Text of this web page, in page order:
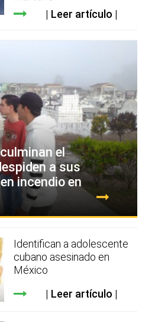
Leer artículo
el
a sus
incendio en
Identifican a adolescente
cubano asesinado en
México
Leer artículo